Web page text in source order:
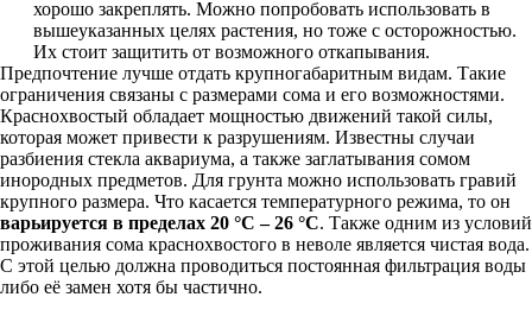
хорошо закреплять. Можно попробовать использовать в
вышеуказанных целях растения, но тоже с осторожностью.
Их стоит защитить от возможного откапывания.
Предпочтение лучше отдать крупногабаритным видам. Такие
ограничения связаны с размерами сома и его возможностями.
Краснохвостый обладает мощностью движений такой силы,
которая может привести к разрушениям. Известны случаи
разбиения стекла аквариума, а также заглатывания сомом
инородных предметов. Для грунта можно использовать гравий
крупного размера. Что касается температурного режима, то он
варьируется в пределах 20 °C – 26 °C. Также одним из условий
проживания сома краснохвостого в неволе является чистая вода.
С этой целью должна проводиться постоянная фильтрация воды
либо её замен хотя бы частично.